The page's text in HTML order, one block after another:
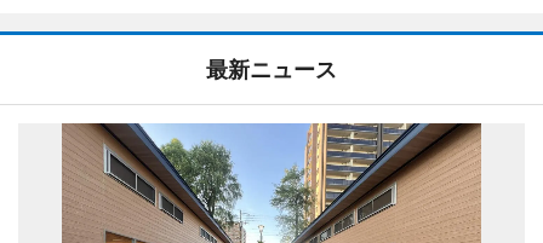
最新ニュース